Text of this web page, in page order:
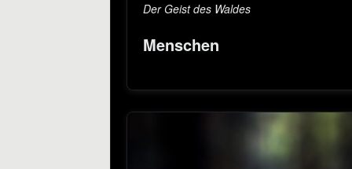
Der Geist des Waldes
Menschen